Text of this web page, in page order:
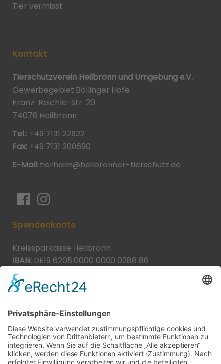
Tier vermisst
Kontakt
Tierschutzverein Heilbronn und Umgebung e.V.
Gewerbegebiet Böllinger Höfe
Franz-Reichle-Str. 20
74078 Heilbronn
Tel.: +49 7131 22822
Fax: +49 7131 200690
E-Mail: tierheim@heilbronner-tierschutz.de
Spendenkonto
Kreissparkasse Heilbronn
IBAN: DE19 6205 0000 0000 0288 86
BIC:
Spende direkt via PayPal
JETZT SPENDEN
paypal@heilbronner-tierschutz.de